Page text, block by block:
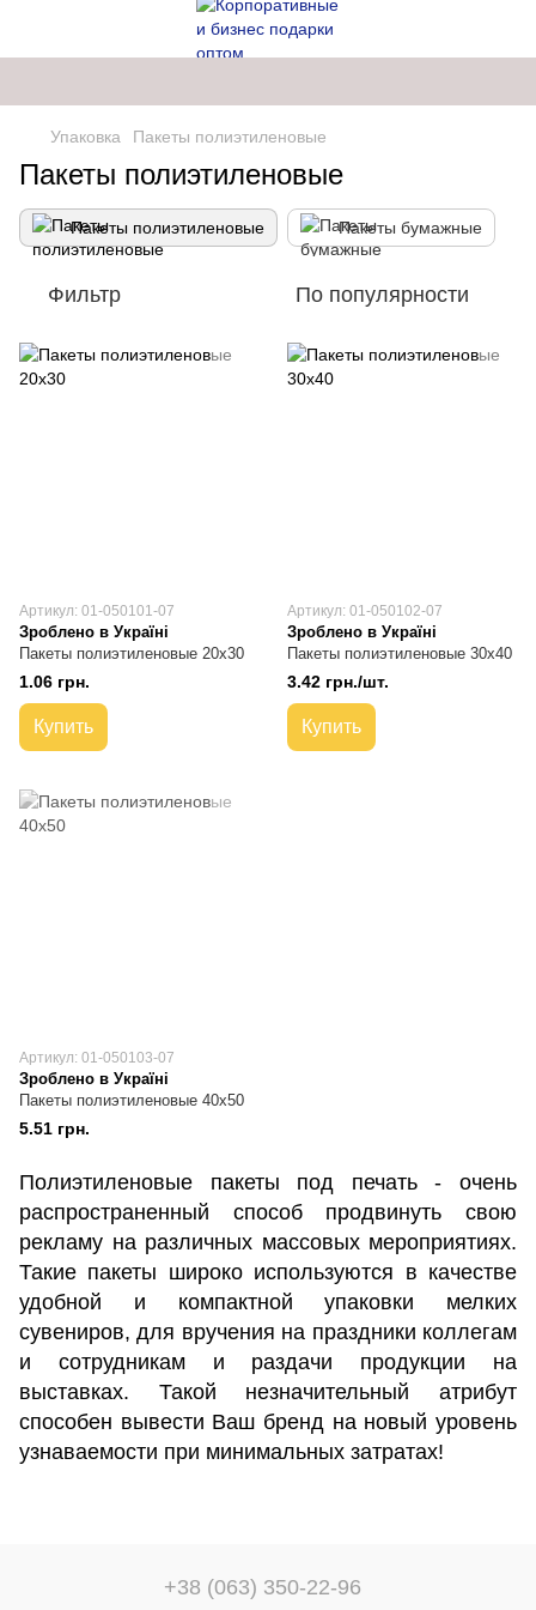
Упаковка Пакеты полиэтиленовые
Пакеты полиэтиленовые
Пакеты полиэтиленовые Пакеты бумажные
Фильтр По популярности
Артикул: 01-050101-07
Зроблено в Україні
Пакеты полиэтиленовые 20х30
1.06 грн.
Купить
Артикул: 01-050102-07
Зроблено в Україні
Пакеты полиэтиленовые 30х40
3.42 грн./шт.
Купить
Артикул: 01-050103-07
Зроблено в Україні
Пакеты полиэтиленовые 40х50
5.51 грн.
Полиэтиленовые пакеты под печать - очень
распространенный способ продвинуть свою
рекламу на различных массовых мероприятиях.
Такие пакеты широко используются в качестве
удобной и компактной упаковки мелких
сувениров, для вручения на праздники коллегам
и сотрудникам и раздачи продукции на
выставках. Такой незначительный атрибут
способен вывести Ваш бренд на новый уровень
узнаваемости при минимальных затратах!
+38 (063) 350-22-96